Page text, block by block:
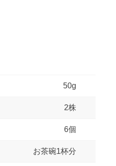
50g
2株
6個
お茶碗1杯分